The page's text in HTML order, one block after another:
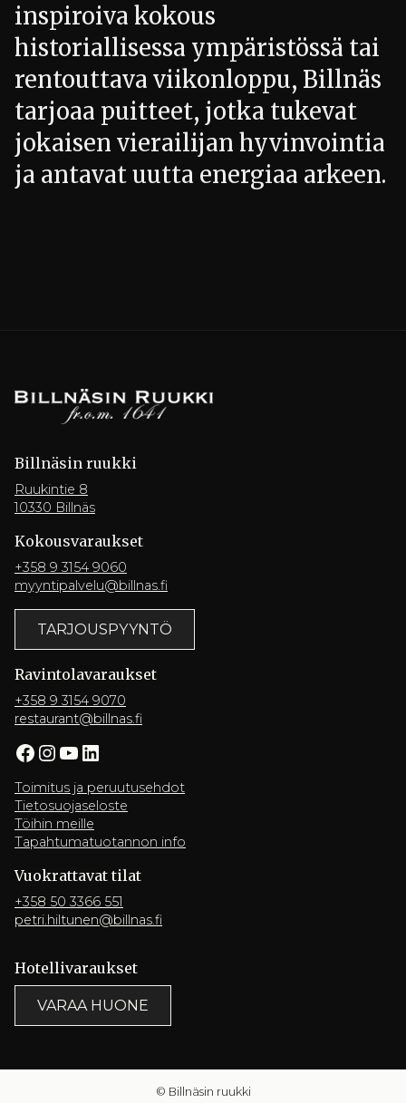
inspiroiva kokous
historiallisessa ympäristössä tai
rentouttava viikonloppu, Billnäs
tarjoaa puitteet, jotka tukevat
jokaisen vierailijan hyvinvointia
ja antavat uutta energiaa arkeen.
Billnäsin ruukki
Ruukintie 8
10330 Billnäs
Kokousvaraukset
+358 9 3154 9060
myyntipalvelu@billnas.fi
TARJOUSPYYNTÖ
Ravintola­varaukset
+358 9 3154 9070
restaurant@billnas.fi
Facebook InstagramYouTube LinkedIn
Toimitus ja peruutusehdot
Tietosuojaseloste
Töihin meille
Tapahtumatuotannon info
Vuokrattavat tilat
+358 50 3366 551
petri.hiltunen@billnas.fi
Hotelli­varaukset
VARAA HUONE
© Billnäsin ruukki